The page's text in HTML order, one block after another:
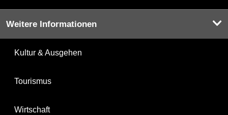
Weitere Informationen
Kultur & Ausgehen
Tourismus
Wirtschaft